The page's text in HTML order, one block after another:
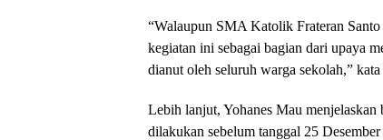
“Walaupun SMA Katolik Frateran
kegiatan ini sebagai bagian dari upaya
dianut oleh seluruh warga sekolah,”
Lebih lanjut, Yohanes Mau
dilakukan sebelum tanggal 25